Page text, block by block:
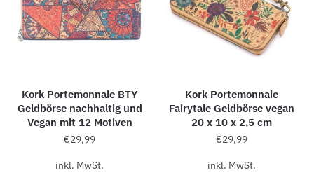
Kork Portemonnaie BTY
Geldbörse nachhaltig und
Vegan mit 12 Motiven
€29,99
inkl. MwSt.
Kork Portemonnaie
Fairytale Geldbörse vegan
20 x 10 x 2,5 cm
€29,99
inkl. MwSt.